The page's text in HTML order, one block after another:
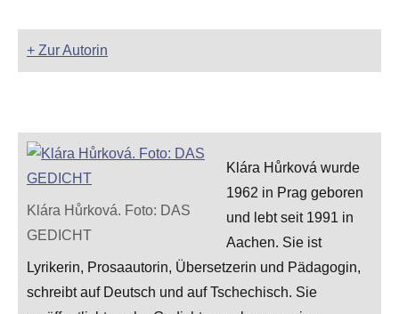
+ Zur Autorin
Klára Hůrková. Foto: DAS
GEDICHT
Klára Hůrková wurde
1962 in Prag geboren
und lebt seit 1991 in
Aachen. Sie ist
Lyrikerin, Prosaautorin, Übersetzerin und Pädagogin,
schreibt auf Deutsch und auf Tschechisch. Sie